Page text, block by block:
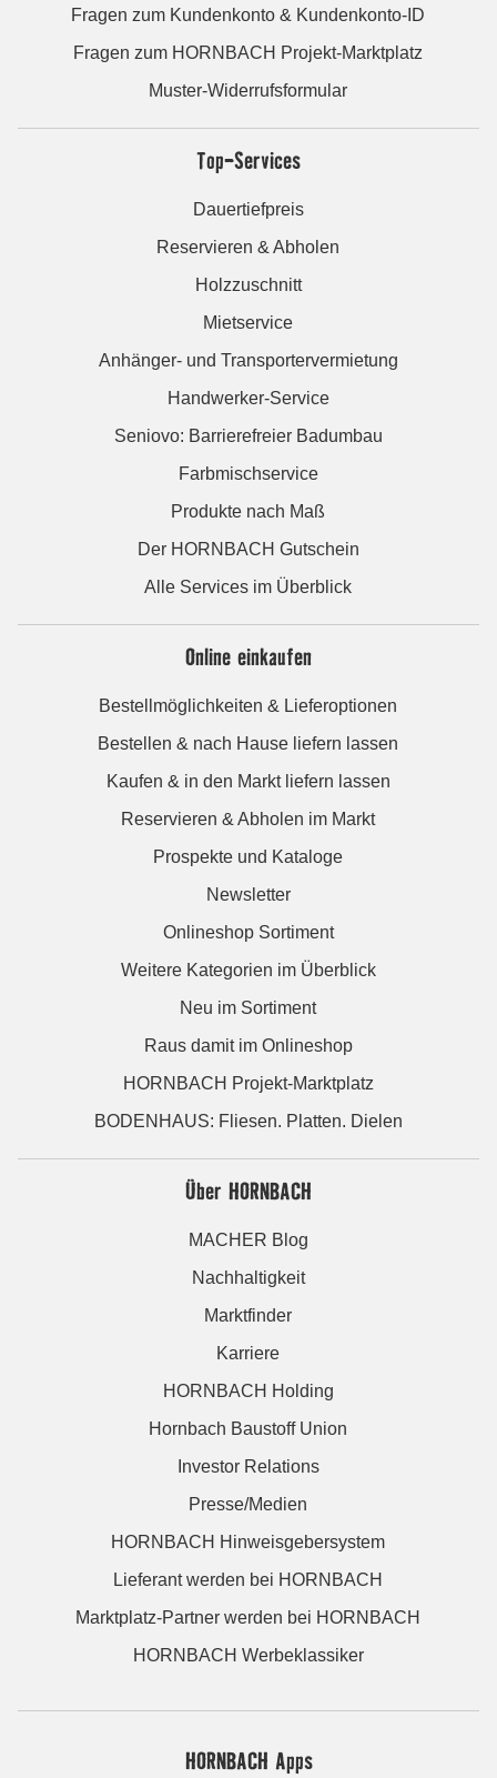
Fragen zum Kundenkonto & Kundenkonto-ID
Fragen zum HORNBACH Projekt-Marktplatz
Muster-Widerrufsformular
Top-Services
Dauertiefpreis
Reservieren & Abholen
Holzzuschnitt
Mietservice
Anhänger- und Transportervermietung
Handwerker-Service
Seniovo: Barrierefreier Badumbau
Farbmischservice
Produkte nach Maß
Der HORNBACH Gutschein
Alle Services im Überblick
Online einkaufen
Bestellmöglichkeiten & Lieferoptionen
Bestellen & nach Hause liefern lassen
Kaufen & in den Markt liefern lassen
Reservieren & Abholen im Markt
Prospekte und Kataloge
Newsletter
Onlineshop Sortiment
Weitere Kategorien im Überblick
Neu im Sortiment
Raus damit im Onlineshop
HORNBACH Projekt-Marktplatz
BODENHAUS: Fliesen. Platten. Dielen
Über HORNBACH
MACHER Blog
Nachhaltigkeit
Marktfinder
Karriere
HORNBACH Holding
Hornbach Baustoff Union
Investor Relations
Presse/Medien
HORNBACH Hinweisgebersystem
Lieferant werden bei HORNBACH
Marktplatz-Partner werden bei HORNBACH
HORNBACH Werbeklassiker
HORNBACH Apps